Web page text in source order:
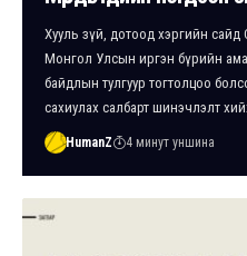
Хууль зүй, дотоод хэргийн
Монгол Улсын иргэн бүрийн
байдлын тулгуур тогтолцоо
сахиулах салбарт шинэчлэлт
HumanZ 4 минут уншина